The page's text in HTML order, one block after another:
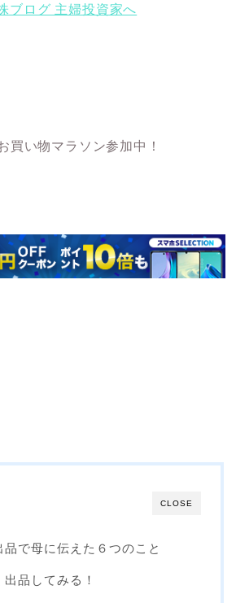
買い物マラソン参加中！
CLOSE
品で母に伝えた６つのこと
品してみる！